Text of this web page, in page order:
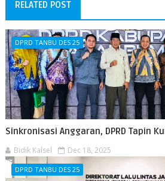
RELATED POST
DPRD TANBU DES 25
Sinkronisasi Anggaran, DPRD Tapin
Bidik Kalsel Dec 18, 2025
DPRD TANBU DES 25